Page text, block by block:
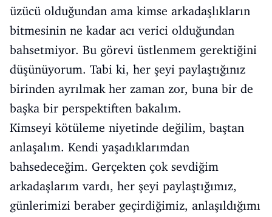
üzücü olduğundan ama kimse arkadaşlıkların
bitmesinin ne kadar acı verici olduğundan
bahsetmiyor. Bu görevi üstlenmem gerektiğini
düşünüyorum. Tabi ki, her şeyi paylaştığınız
birinden ayrılmak her zaman zor, buna bir de
başka bir perspektiften bakalım.
Kimseyi kötüleme niyetinde değilim, baştan
anlaşalım. Kendi yaşadıklarımdan
bahsedeceğim. Gerçekten çok sevdiğim
arkadaşlarım vardı, her şeyi paylaştığımız,
günlerimizi beraber geçirdiğimiz, anlaşıldığımı